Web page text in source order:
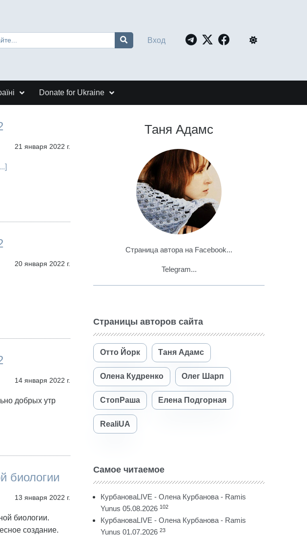
Вход
Donate for Ukraine
21 января 2022 г.
20 января 2022 г.
14 января 2022 г.
добрых утр
биологии
13 января 2022 г.
биологии.
создание.
Таня Адамс
Страница автора на Facebook...
Telegram...
Страницы авторов сайта
Отто Йорк Таня Адамс
Олена Кудренко Олег Шарп
СтопРаша Елена Подгорная
RealiUA
Самое читаемое
КурбановаLIVE - Олена Курбанова - Ramis
Yunus 05.08.2026 102
КурбановаLIVE - Олена Курбанова - Ramis
Yunus 01.07.2026 23